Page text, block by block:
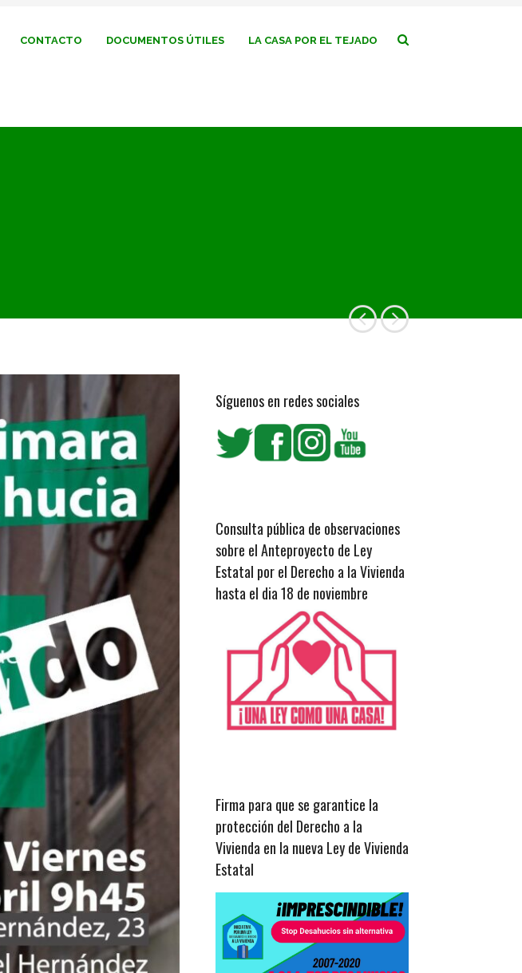
CONTACTO DOCUMENTOS ÚTILES LA CASA POR EL TEJADO
Síguenos en redes sociales
Consulta pública de observaciones
sobre el Anteproyecto de Ley
Estatal por el Derecho a la Vivienda
hasta el dia 18 de noviembre
Firma para que se garantice la
protección del Derecho a la
Vivienda en la nueva Ley de Vivienda
Estatal